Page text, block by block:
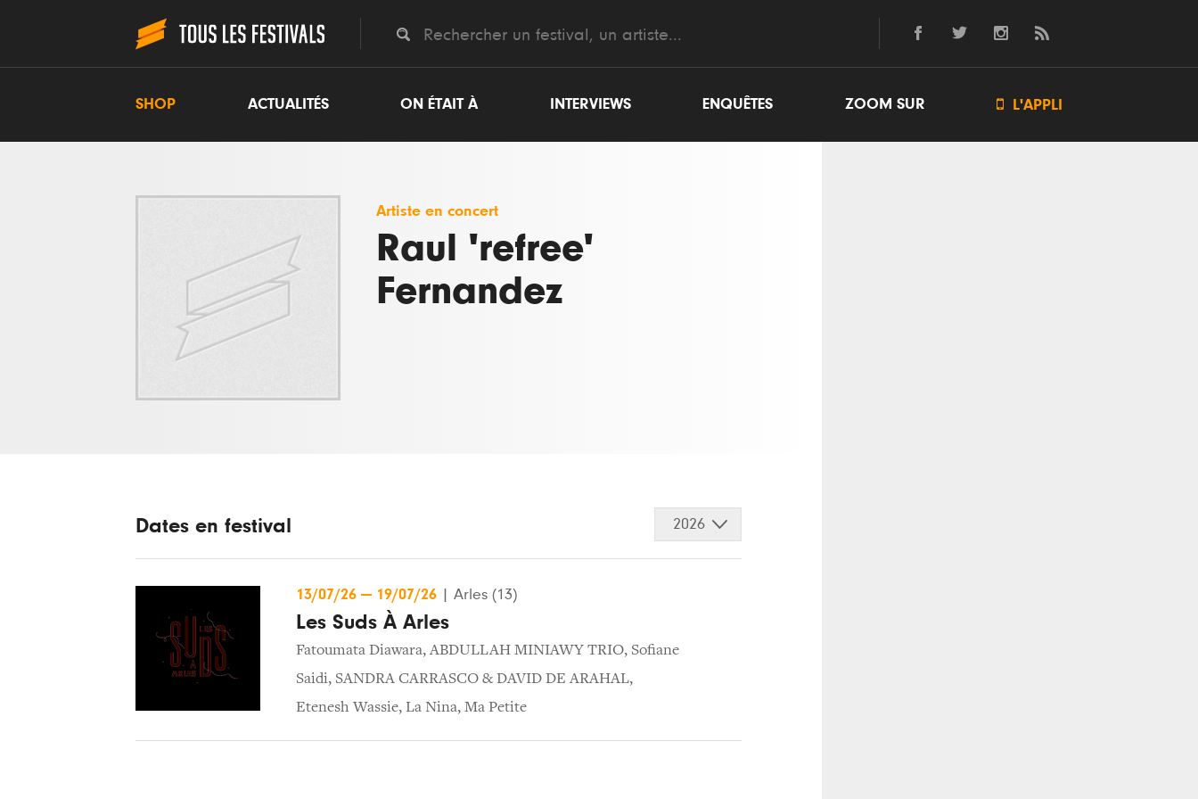
SHOP ACTUALITÉS ON ÉTAIT À INTERVIEWS ENQUÊTES ZOOM SUR  L'APPLI
Artiste en concert
Raul 'refree'
Fernandez
Dates en festival 2026
13/07/26 — 19/07/26 Arles (13)
Les Suds À Arles
Fatoumata Diawara,ABDULLAH MINIAWY TRIO, Sofiane
Saidi, SANDRA CARRASCO & DAVID DE ARAHAL,
Etenesh Wassie, La Nina, Ma Petite